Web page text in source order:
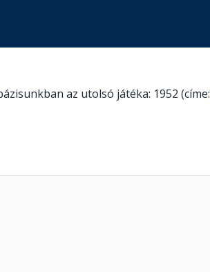
az utolsó játéka: 1952 (címe: